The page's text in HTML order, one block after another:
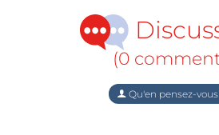
(0
Qu'en pensez-vous